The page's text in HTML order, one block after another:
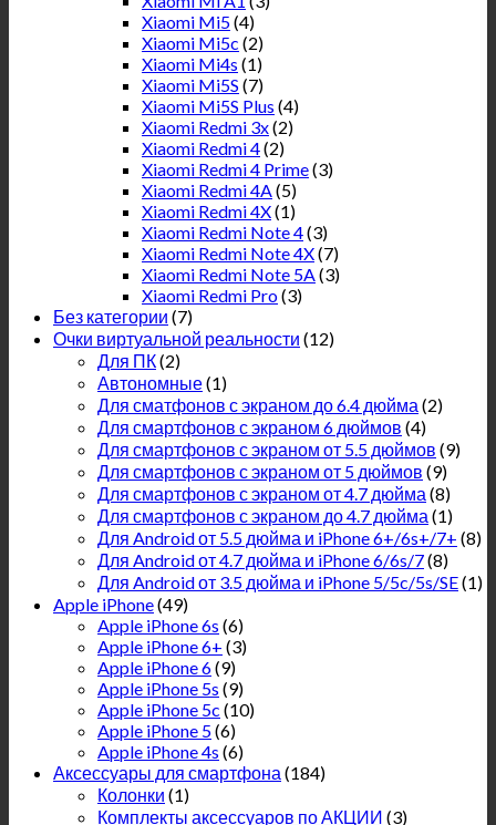
Xiaomi Mi5(4)
Xiaomi Mi5c (2)
Xiaomi Mi4s (1)
Xiaomi Mi5S (7)
Xiaomi Mi5S Plus (4)
Xiaomi Redmi 3x(2)
Xiaomi Redmi 4(2)
Xiaomi Redmi 4 Prime(3)
Xiaomi Redmi 4A(5)
Xiaomi Redmi 4X(1)
Xiaomi Redmi Note 4(3)
Xiaomi Redmi Note 4X(7)
Xiaomi Redmi Note 5A(3)
Xiaomi Redmi Pro(3)
Без категории (7)
Очки виртуальной реальности (12)
Для ПК(2)
Автономные(1)
Для сматфонов с экраном до 6.4 дюйма (2)
Для смартфонов с экраном 6 дюймов (4)
Для смартфонов с экраном от 5.5 дюймов (9)
Для смартфонов с экраном от 5 дюймов (9)
Для смартфонов с экраном от 4.7 дюйма (8)
Для смартфонов с экраном до 4.7 дюйма (1)
Для Android от 5.5 дюйма и iPhone 6+/6s+/7+ (8)
Для Android от 4.7 дюйма и iPhone 6/6s/7(8)
Для Android от 3.5 дюйма и iPhone 5/5c/5s/SE(1)
Apple iPhone(49)
Apple iPhone 6s (6)
Apple iPhone 6+ (3)
Apple iPhone 6(9)
Apple iPhone 5s (9)
Apple iPhone 5c (10)
Apple iPhone 5(6)
Apple iPhone 4s (6)
Аксессуары для смартфона (184)
Колонки (1)
Комплекты аксессуаров по АКЦИИ (3)